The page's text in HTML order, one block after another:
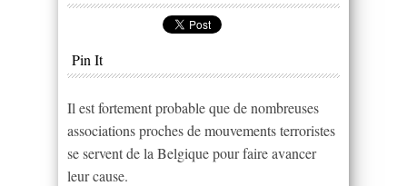
Pin It
Il est fortement probable que de nombreuses
associations proches de mouvements terroristes
se servent de la Belgique pour faire avancer
leur cause.